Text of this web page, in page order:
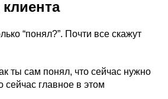
“понял?”. Почти все скажут
ты сам понял, что сейчас нужно
сейчас главное в этом